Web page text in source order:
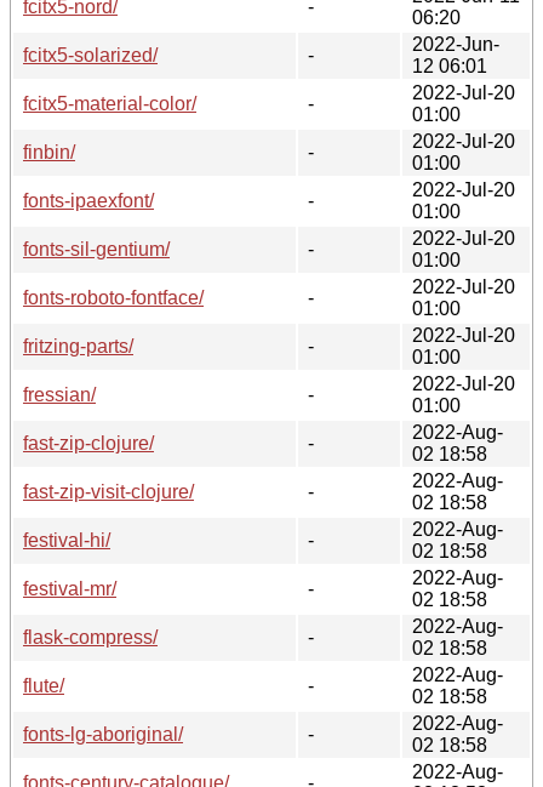
fcitx5-nord/
-
06:20
fcitx5-solarized/
-
2022-Jun-
12 06:01
fcitx5-material-color/
-
2022-Jul-20
01:00
finbin/
-
2022-Jul-20
01:00
fonts-ipaexfont/
-
2022-Jul-20
01:00
fonts-sil-gentium/
-
2022-Jul-20
01:00
fonts-roboto-fontface/
-
2022-Jul-20
01:00
fritzing-parts/
-
2022-Jul-20
01:00
fressian/
-
2022-Jul-20
01:00
fast-zip-clojure/
-
2022-Aug-
02 18:58
fast-zip-visit-clojure/
-
2022-Aug-
02 18:58
festival-hi/
-
2022-Aug-
02 18:58
festival-mr/
-
2022-Aug-
02 18:58
flask-compress/
-
2022-Aug-
02 18:58
flute/
-
2022-Aug-
02 18:58
fonts-lg-aboriginal/
-
2022-Aug-
02 18:58
fonts-century-catalogue/
-
2022-Aug-